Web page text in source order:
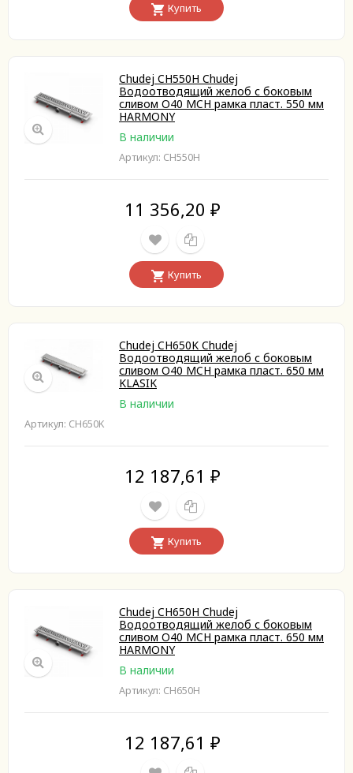
Купить
Chudej CH550H Chudej
Водоотводящий желоб с боковым
сливом O40 MCH рамка пласт. 550 мм
HARMONY
В наличии
Артикул: CH550H
11 356,20 ₽
Купить
Chudej CH650K Chudej
Водоотводящий желоб с боковым
сливом O40 MCH рамка пласт. 650 мм
KLASIK
В наличии
Артикул: CH650K
12 187,61 ₽
Купить
Chudej CH650H Chudej
Водоотводящий желоб с боковым
сливом O40 MCH рамка пласт. 650 мм
HARMONY
В наличии
Артикул: CH650H
12 187,61 ₽